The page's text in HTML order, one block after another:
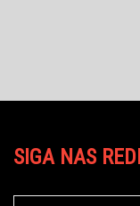
SIGA NAS